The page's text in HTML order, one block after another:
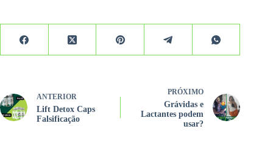
ANTERIOR
Lift Detox Caps
Falsificação
PRÓXIMO
Grávidas e
Lactantes podem
usar?